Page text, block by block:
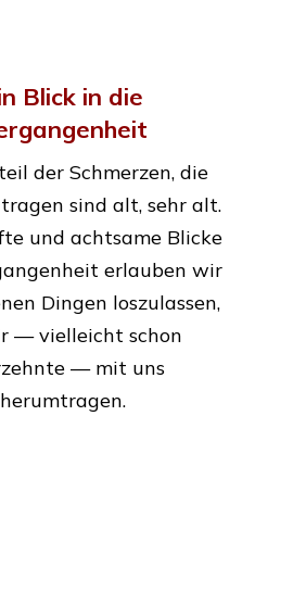
Blick in die
der Schmerzen, die
sind alt, sehr alt.
und achtsame Blicke
erlauben wir
Dingen loszulassen,
— vielleicht schon
— mit uns
herumtragen.